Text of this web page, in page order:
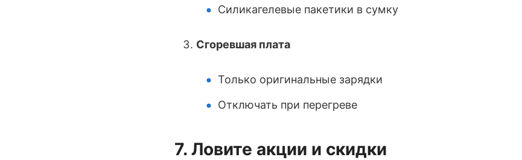
Силикагелевые пакетики в сумку
Сгоревшая плата
Только оригинальные зарядки
Отключать при перегреве
7. Ловите акции и скидки